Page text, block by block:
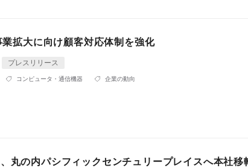
拡大に向け顧客対応体制を強化
プレスリリース
コンピュータ・通信機器 企業の動向
丸の内パシフィックセンチュリープレイスへ本社移